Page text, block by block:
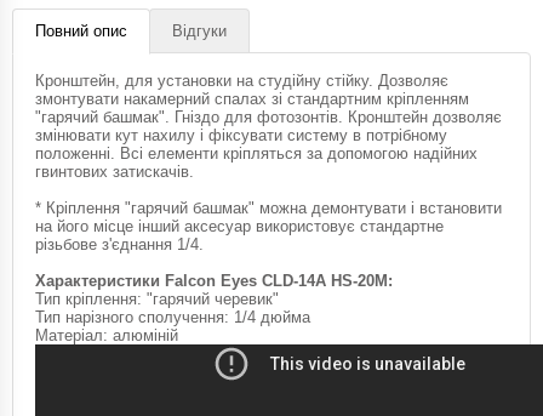
Повний опис Відгуки
Кронштейн, для установки на студійну стійку. Дозволяє
змонтувати накамерний спалах зі стандартним кріпленням
"гарячий башмак". Гніздо для фотозонтів. Кронштейн дозволяє
змінювати кут нахилу і фіксувати систему в потрібному
положенні. Всі елементи кріпляться за допомогою надійних
гвинтових затискачів.
* Кріплення "гарячий башмак" можна демонтувати і встановити
на його місце інший аксесуар використовує стандартне
різьбове з'єднання 1/4.
Характеристики Falcon Eyes CLD-14A HS-20M:
Тип кріплення: "гарячий черевик"
Тип нарізного сполучення: 1/4 дюйма
Матеріал: алюміній